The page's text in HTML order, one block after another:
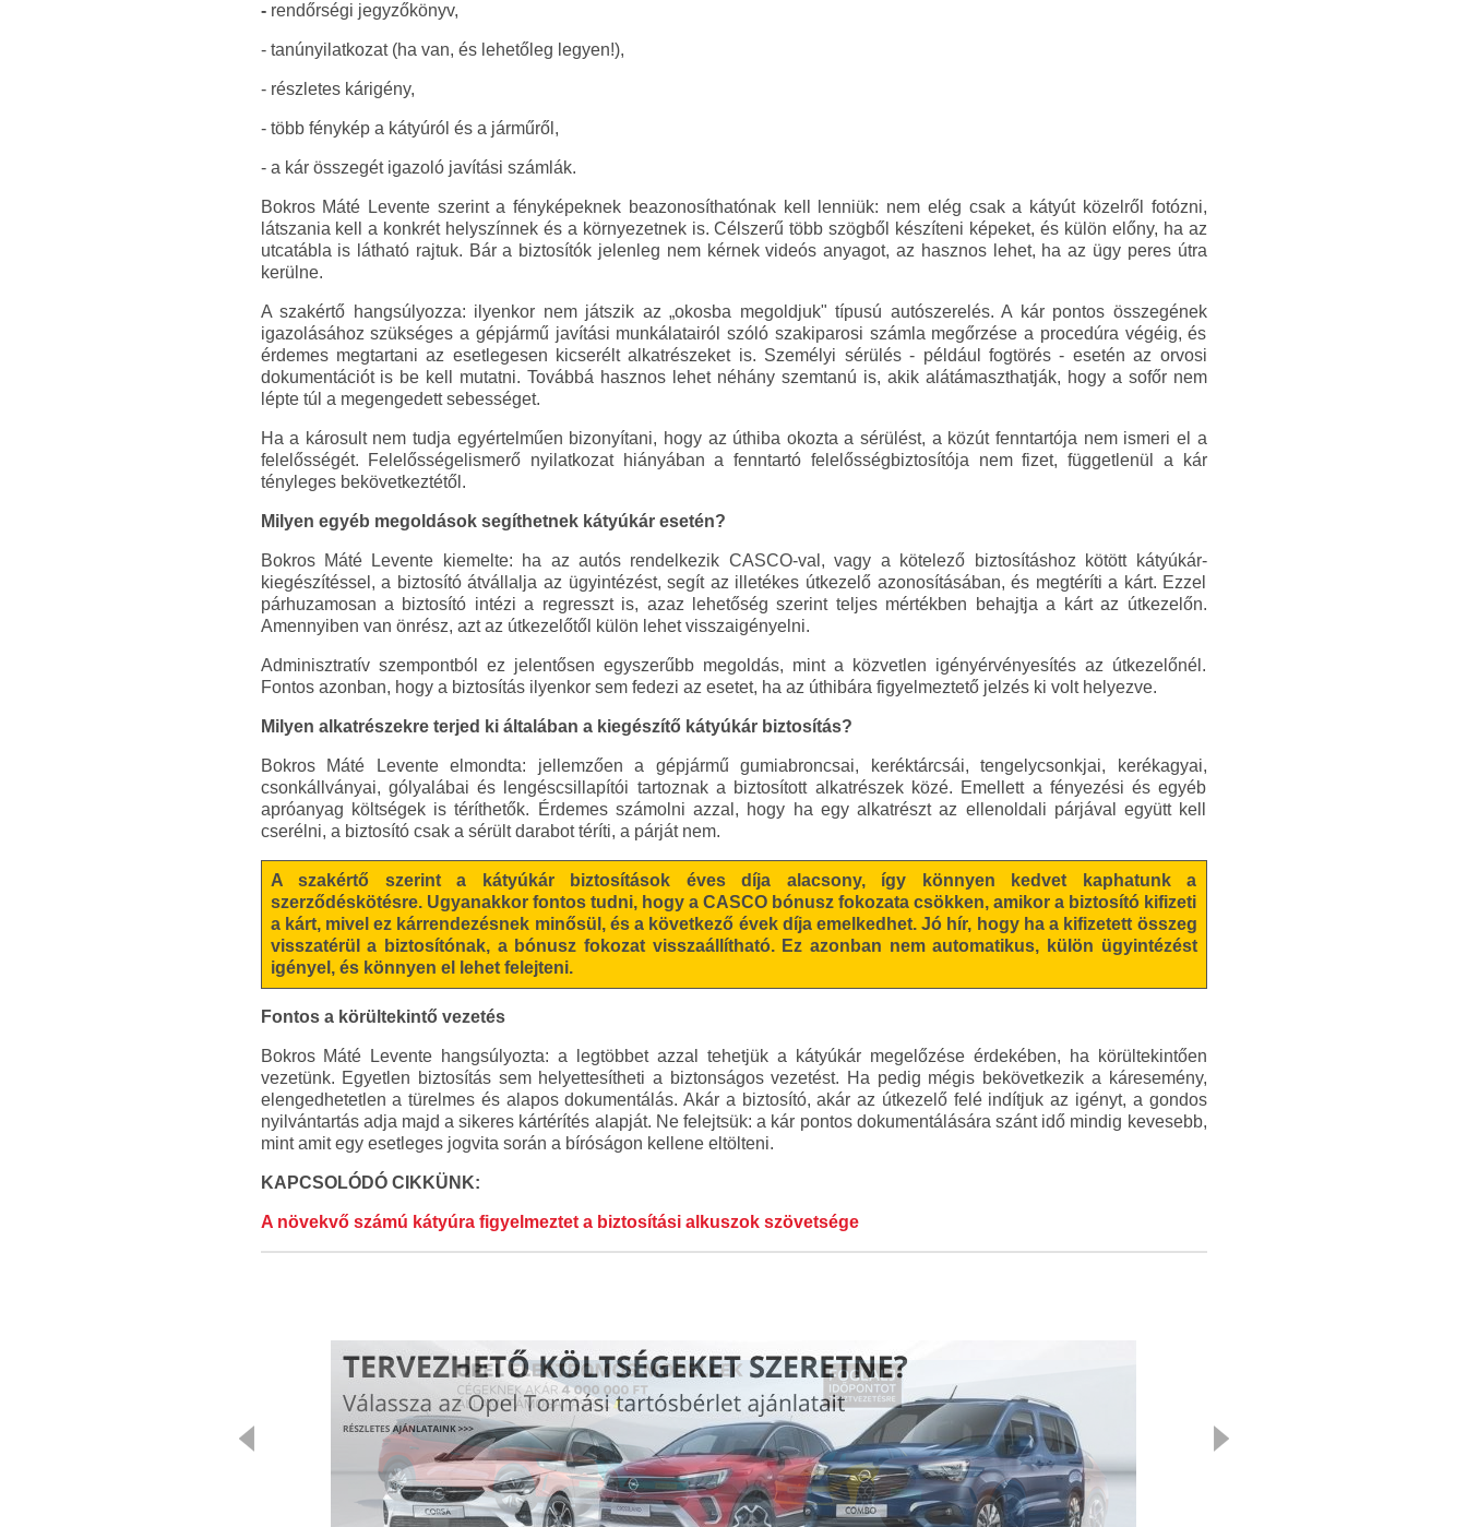
- rendőrségi jegyzőkönyv,
- tanúnyilatkozat (ha van, és lehetőleg legyen!),
- részletes kárigény,
- több fénykép a kátyúról és a járműről,
- a kár összegét igazoló javítási számlák.
Bokros Máté Levente szerint a fényképeknek beazonosíthatónak kell lenniük: nem elég csak a kátyút közelről fotózni,
látszania kell a konkrét helyszínnek és a környezetnek is. Célszerű több szögből készíteni képeket, és külön előny, ha az
utcatábla is látható rajtuk. Bár a biztosítók jelenleg nem kérnek videós anyagot, az hasznos lehet, ha az ügy peres útra
kerülne.
A szakértő hangsúlyozza: ilyenkor nem játszik az „okosba megoldjuk" típusú autószerelés. A kár pontos összegének
igazolásához szükséges a gépjármű javítási munkálatairól szóló szakiparosi számla megőrzése a procedúra végéig, és
érdemes megtartani az esetlegesen kicserélt alkatrészeket is. Személyi sérülés - például fogtörés - esetén az orvosi
dokumentációt is be kell mutatni. Továbbá hasznos lehet néhány szemtanú is, akik alátámaszthatják, hogy a sofőr nem
lépte túl a megengedett sebességet.
Ha a károsult nem tudja egyértelműen bizonyítani, hogy az úthiba okozta a sérülést, a közút fenntartója nem ismeri el a
felelősségét. Felelősségelismerő nyilatkozat hiányában a fenntartó felelősségbiztosítója nem fizet, függetlenül a kár
tényleges bekövetkeztétől.
Milyen egyéb megoldások segíthetnek kátyúkár esetén?
Bokros Máté Levente kiemelte: ha az autós rendelkezik CASCO-val, vagy a kötelező biztosításhoz kötött kátyúkár-
kiegészítéssel, a biztosító átvállalja az ügyintézést, segít az illetékes útkezelő azonosításában, és megtéríti a kárt. Ezzel
párhuzamosan a biztosító intézi a regresszt is, azaz lehetőség szerint teljes mértékben behajtja a kárt az útkezelőn.
Amennyiben van önrész, azt az útkezelőtől külön lehet visszaigényelni.
Adminisztratív szempontból ez jelentősen egyszerűbb megoldás, mint a közvetlen igényérvényesítés az útkezelőnél.
Fontos azonban, hogy a biztosítás ilyenkor sem fedezi az esetet, ha az úthibára figyelmeztető jelzés ki volt helyezve.
Milyen alkatrészekre terjed ki általában a kiegészítő kátyúkár biztosítás?
Bokros Máté Levente elmondta: jellemzően a gépjármű gumiabroncsai, keréktárcsái, tengelycsonkjai, kerékagyai,
csonkállványai, gólyalábai és lengéscsillapítói tartoznak a biztosított alkatrészek közé. Emellett a fényezési és egyéb
apróanyag költségek is téríthetők. Érdemes számolni azzal, hogy ha egy alkatrészt az ellenoldali párjával együtt kell
cserélni, a biztosító csak a sérült darabot téríti, a párját nem.
A szakértő szerint a kátyúkár biztosítások éves díja alacsony, így könnyen kedvet kaphatunk a
szerződéskötésre. Ugyanakkor fontos tudni, hogy a CASCO bónusz fokozata csökken, amikor a biztosító kifizeti
a kárt, mivel ez kárrendezésnek minősül, és a következő évek díja emelkedhet. Jó hír, hogy ha a kifizetett összeg
visszatérül a biztosítónak, a bónusz fokozat visszaállítható. Ez azonban nem automatikus, külön ügyintézést
igényel, és könnyen el lehet felejteni.
Fontos a körültekintő vezetés
Bokros Máté Levente hangsúlyozta: a legtöbbet azzal tehetjük a kátyúkár megelőzése érdekében, ha körültekintően
vezetünk. Egyetlen biztosítás sem helyettesítheti a biztonságos vezetést. Ha pedig mégis bekövetkezik a káresemény,
elengedhetetlen a türelmes és alapos dokumentálás. Akár a biztosító, akár az útkezelő felé indítjuk az igényt, a gondos
nyilvántartás adja majd a sikeres kártérítés alapját. Ne felejtsük: a kár pontos dokumentálására szánt idő mindig kevesebb,
mint amit egy esetleges jogvita során a bíróságon kellene eltölteni.
KAPCSOLÓDÓ CIKKÜNK:
A növekvő számú kátyúra figyelmeztet a biztosítási alkuszok szövetsége